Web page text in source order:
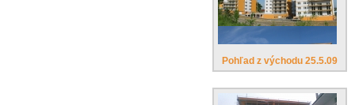
Pohľad z východu 25.5.09